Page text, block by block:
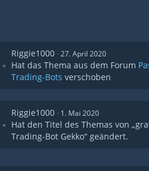
Riggie1000 27. April 2020
Hat das Thema aus dem Forum
Trading-Bots verschoben
Riggie1000 1. Mai 2020
Hat den Titel des Themas von
Trading-Bot Gekko“ geändert.